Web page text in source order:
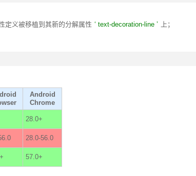
定义被移植到其新的分解属性 text-decoration-line
上；
Android
Chrome
28.0+
28.0-56.0
57.0+